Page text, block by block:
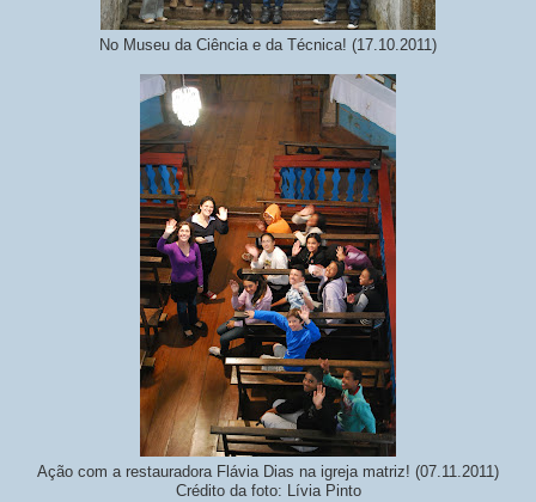
No Museu da Ciência e da Técnica! (17.10.2011)
Ação com a restauradora Flávia Dias na igreja matriz! (07.11.2011)
Crédito da foto: Lívia Pinto